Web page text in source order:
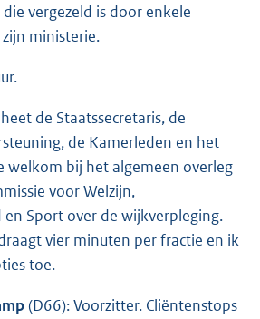
vergezeld is door enkele
ministerie.
de Staatssecretaris, de
de Kamerleden en het
welkom bij het algemeen overleg
voor Welzijn,
en Sport over de wijkverpleging.
vier minuten per fractie en ik
toe.
(D66): Voorzitter. Cliëntenstops